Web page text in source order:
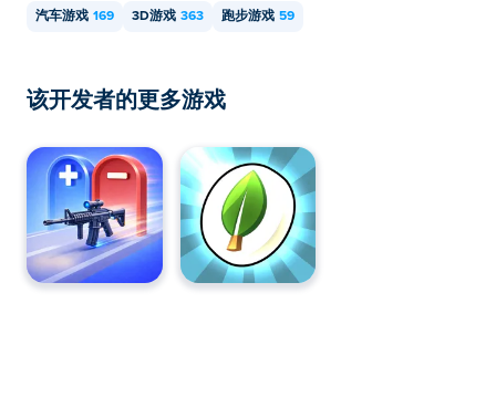
汽车游戏 169 3D游戏 363 跑步游戏 59
该开发者的更多游戏